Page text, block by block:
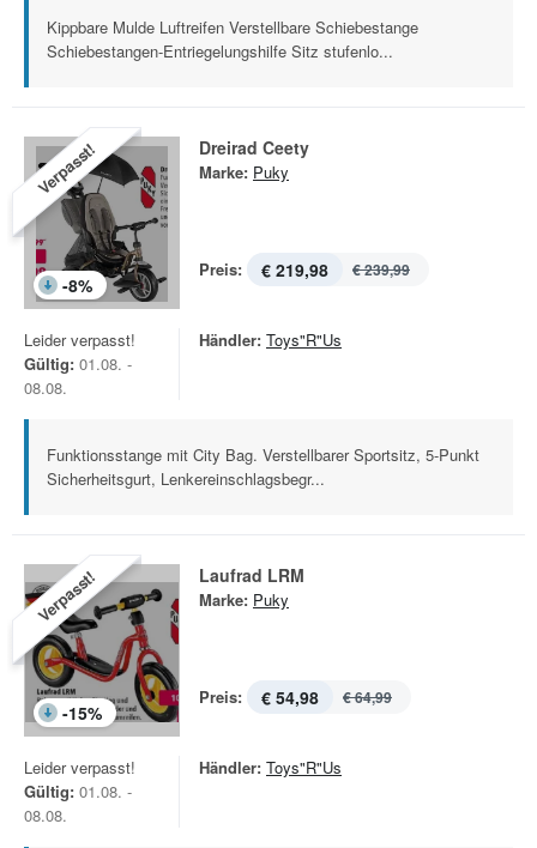
Kippbare Mulde Luftreifen Verstellbare Schiebestange
Schiebestangen-Entriegelungshilfe Sitz stufenlo...
Verpasst!
-8%
Dreirad Ceety
Marke: Puky
Preis: € 219,98 € 239,99
Leider verpasst!
Gültig: 01.08. -
08.08.
Händler: Toys"R"Us
Funktionsstange mit City Bag. Verstellbarer Sportsitz, 5-Punkt
Sicherheitsgurt, Lenkereinschlagsbegr...
Verpasst!
-15%
Laufrad LRM
Marke: Puky
Preis: € 54,98 € 64,99
Leider verpasst!
Gültig: 01.08. -
08.08.
Händler: Toys"R"Us